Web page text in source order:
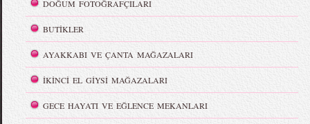
DOĞUM FOTOĞRAFÇILARI
BUTİKLER
AYAKKABI VE ÇANTA MAĞAZALARI
İKİNCİ EL GİYSİ MAĞAZALARI
GECE HAYATI VE EĞLENCE MEKANLARI